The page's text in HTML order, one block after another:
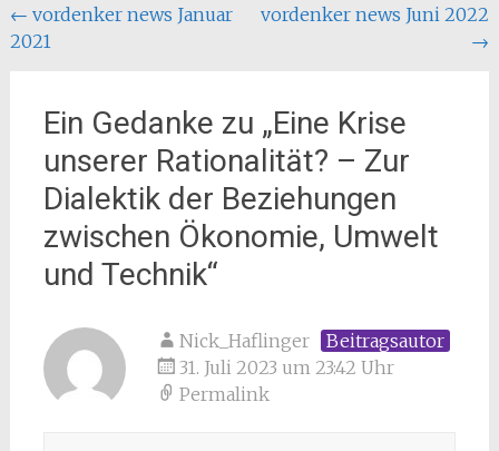
Beitragsnavigation
← vordenker news Januar
2021
vordenker news Juni 2022
→
Ein Gedanke zu „Eine Krise
unserer Rationalität? – Zur
Dialektik der Beziehungen
zwischen Ökonomie, Umwelt
und Technik“
Nick_Haflinger
Beitragsautor
31. Juli 2023 um 23:42 Uhr
Permalink